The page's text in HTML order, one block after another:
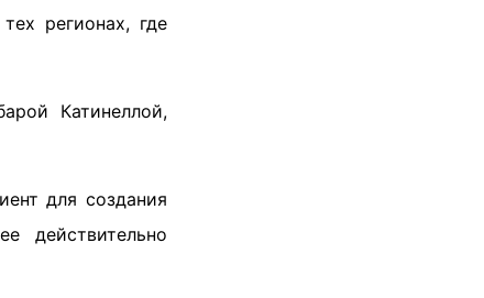
регионах, где
Катинеллой,
для создания
действительно